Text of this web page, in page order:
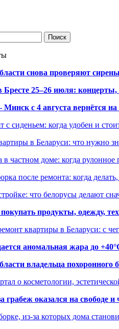
снова проверяют
Бресте 25–26 июля:
с 4 августа вернётся
с сиденьем: когда удобен и
в Беларуси: что нужно
частном доме: когда
после ремонта: когда
что белорусы делают
продукты, одежду,
квартиры в Беларуси: с
аномальная жара до
владельца
о косметологии,
грабеж оказался на свободе
из-за которых дома